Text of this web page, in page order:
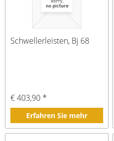
Schwellerleisten, Bj 68
€ 403,90 *
Erfahren Sie mehr